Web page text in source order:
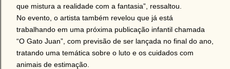
que mistura a realidade com a fantasia”, ressaltou.
No evento, o artista também revelou que já está
trabalhando em uma próxima publicação infantil chamada
“O Gato Juan”, com previsão de ser lançada no final do ano,
tratando uma temática sobre o luto e os cuidados com
animais de estimação.